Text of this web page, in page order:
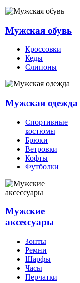
Мужская обувь
Кроссовки
Кеды
Слипоны
Мужская одежда
Спортивные
костюмы
Брюки
Ветровки
Кофты
Футболки
Мужские
аксессуары
Зонты
Ремни
Шарфы
Часы
Перчатки